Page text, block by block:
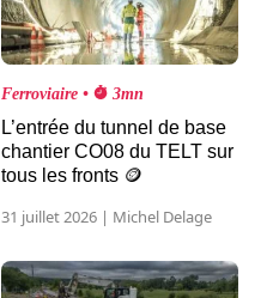
Ferroviaire • 3mn
L’entrée du tunnel de base
chantier CO08 du TELT sur
tous les fronts 🪙
31 juillet 2026 | Michel Delage